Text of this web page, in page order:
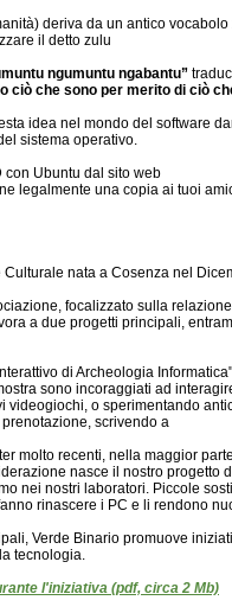
deriva da un antico
il detto zulu
ngumuntu ngabantu”
ciò che sono per merito di ciò
idea nel mondo del software
sistema operativo.
con Ubuntu dal sito web
legalmente una copia ai tuoi
nata a Cosenza nel
focalizzato sulla
a due progetti principali,
di Archeologia
sono incoraggiati ad
videogiochi, o sperimentando
scrivendo a
molto recenti, nella maggior
nasce il nostro progetto
nei nostri laboratori. Piccole
rinascere i PC e li rendono
Verde Binario promuove
tecnologia.
l'iniziativa (pdf, circa 2 Mb)